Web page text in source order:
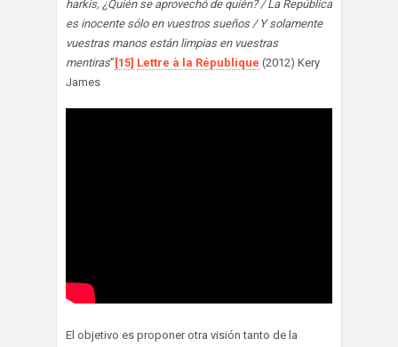
harkis, ¿Quién se aprovechó de quién? / La República
es inocente sólo en vuestros sueños / Y solamente
vuestras manos están limpias en vuestras
mentiras” [15] Lettre à la République (2012) Kery
James
El objetivo es proponer otra visión tanto de la